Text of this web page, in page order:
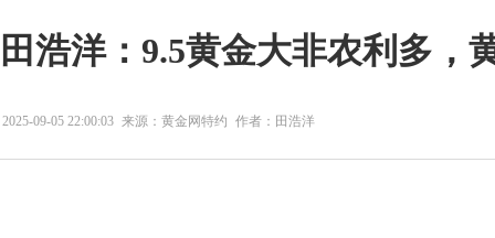
田浩洋：9.5黄金大非农利多，
2025-09-05 22:00:03 来源：黄金网特约 作者：田浩洋